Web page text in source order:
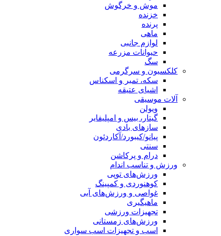
موش و خرگوش
خزنده
پرنده
ماهی
لوازم جانبی
حیوانات مزرعه
سگ
کلکسیون و سرگرمی
سکه، تمبر و اسکناس
اشیای عتیقه
آلات موسیقی
ویولن
گیتار، بیس و امپلیفایر
سازهای بادی
پیانو/کیبورد/آکاردئون
سنتی
درام و پرکاشن
ورزش و تناسب اندام
ورزش‌های توپی
کوهنوردی و کمپینگ
غواصی و ورزش‌های آبی
ماهیگیری
تجهیزات ورزشی
ورزش‌های زمستانی
اسب و تجهیزات اسب سواری